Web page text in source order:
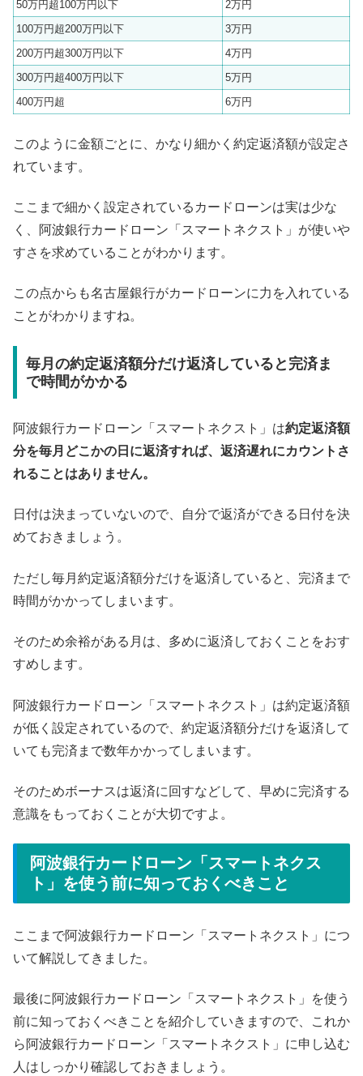
50万円超100万円以下
2万円
100万円超200万円以下
3万円
200万円超300万円以下
4万円
300万円超400万円以下
5万円
400万円超
6万円
このように金額ごとに、かなり細かく約定返済額が設定さ
れています。
ここまで細かく設定されているカードローンは実は少な
く、阿波銀行カードローン「スマートネクスト」が使いや
すさを求めていることがわかります。
この点からも名古屋銀行がカードローンに力を入れている
ことがわかりますね。
毎月の約定返済額分だけ返済していると完済ま
で時間がかかる
阿波銀行カードローン「スマートネクスト」は約定返済額
分を毎月どこかの日に返済すれば、返済遅れにカウントさ
れることはありません。
日付は決まっていないので、自分で返済ができる日付を決
めておきましょう。
ただし毎月約定返済額分だけを返済していると、完済まで
時間がかかってしまいます。
そのため余裕がある月は、多めに返済しておくことをおす
すめします。
阿波銀行カードローン「スマートネクスト」は約定返済額
が低く設定されているので、約定返済額分だけを返済して
いても完済まで数年かかってしまいます。
そのためボーナスは返済に回すなどして、早めに完済する
意識をもっておくことが大切ですよ。
阿波銀行カードローン「スマートネクス
ト」を使う前に知っておくべきこと
ここまで阿波銀行カードローン「スマートネクスト」につ
いて解説してきました。
最後に阿波銀行カードローン「スマートネクスト」を使う
前に知っておくべきことを紹介していきますので、これか
ら阿波銀行カードローン「スマートネクスト」に申し込む
人はしっかり確認しておきましょう。